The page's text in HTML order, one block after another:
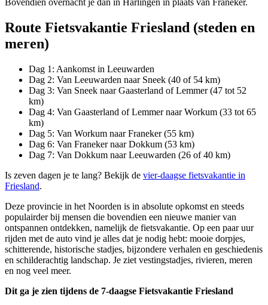
Route Fietsvakantie Friesland (steden en
meren)
Dag 1: Aankomst in Leeuwarden
Dag 2: Van Leeuwarden naar Sneek (40 of 54 km)
Dag 3: Van Sneek naar Gaasterland of Lemmer (47 tot 52
km)
Dag 4: Van Gaasterland of Lemmer naar Workum (33 tot 65
km)
Dag 5: Van Workum naar Franeker (55 km)
Dag 6: Van Franeker naar Dokkum (53 km)
Dag 7: Van Dokkum naar Leeuwarden (26 of 40 km)
Is zeven dagen je te lang? Bekijk de vier-daagse fietsvakantie in
Friesland.
Deze provincie in het Noorden is in absolute opkomst en steeds
populairder bij mensen die bovendien een nieuwe manier van
ontspannen ontdekken, namelijk de fietsvakantie. Op een paar uur
rijden met de auto vind je alles dat je nodig hebt: mooie dorpjes,
schitterende, historische stadjes, bijzondere verhalen en geschiedenis
en schilderachtig landschap. Je ziet vestingstadjes, rivieren, meren
en nog veel meer.
Dit ga je zien tijdens de 7-daagse Fietsvakantie Friesland